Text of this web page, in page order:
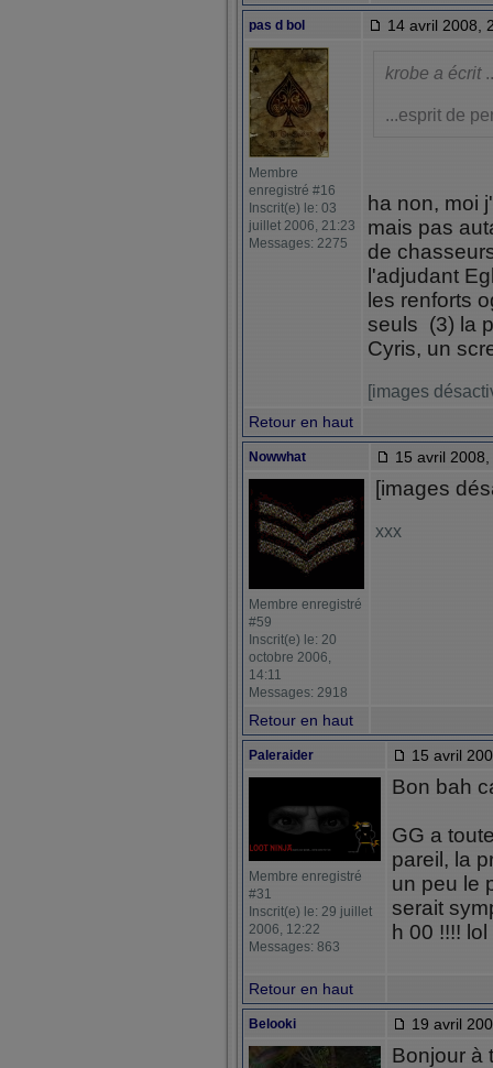
pas d bol 14 avril 2008,
Membre
enregistré #16
Inscrit(e) le: 03
juillet 2006, 21:23
Messages: 2275
krobe a écrit
...esprit de
ha non, moi
mais pas
de
l'adjudant
les renforts
seuls (3) la
Cyris, un
[images
Retour en haut
Nowwhat 15 avril
Membre enregistré
#59
Inscrit(e) le: 20
octobre 2006,
14:11
Messages: 2918
[images
xxx
Retour en haut
Paleraider 15 avril
Membre enregistré
#31
Inscrit(e) le: 29 juillet
2006, 12:22
Messages: 863
Bon bah
GG a
pareil, la
un peu le
serait
h 00 !!!! lol
Retour en haut
Belooki 19 avril
Bonjour à